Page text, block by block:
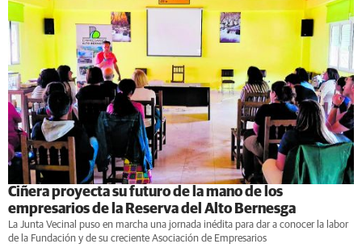
Ciñera proyecta su futuro de la mano de los
empresarios de la Reserva del Alto Bernesga
La Junta Vecinal puso en marcha una jornada inédita para dar a conocer la labor
de la Fundación y de su creciente Asociación de Empresarios